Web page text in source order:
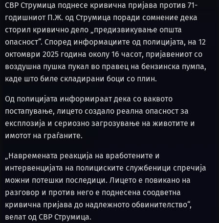
СВР Струмица поднесе кривична пријава против 71-
годишниот П.Ж. од Струмица поради сомнение дека
сторил кривично дело „предизвикување општа
опасност“. Според информациите од полицијата, на 12
октомври 2025 година околу 16 часот, пријавениот со
воздушна пушка пукал во правец на бензинска пумпа,
каде што биле складирани боци со плин.
Од полицијата информираат дека со ваквото
постапување, лицето создало реална опасност за
експлозија и сериозно загрозување на животите и
имотот на граѓаните.
„Навремената реакција на вработените и
интервенцијата на полициските службеници спречија
можни потешки последици. Лицето е повикано на
разговор и против него е поднесена соодветна
кривична пријава до надлежното обвинителство“,
велат од СВР Струмица.